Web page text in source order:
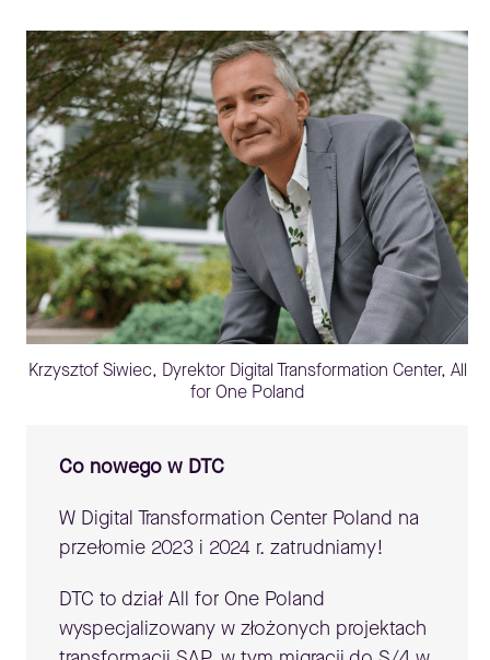
Krzysztof Siwiec, Dyrektor Digital Transformation Center, All
for One Poland
Co nowego w DTC
W Digital Transformation Center Poland na
przełomie 2023 i 2024 r. zatrudniamy!
DTC to dział All for One Poland
wyspecjalizowany w złożonych projektach